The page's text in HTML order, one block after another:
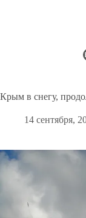
Крым в снегу,
14 сентября,